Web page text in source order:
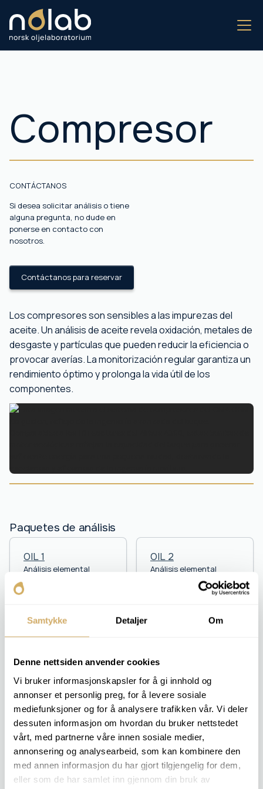
Samtykke Detaljer Om
Denne nettsiden anvender cookies
Vi bruker informasjonskapsler for å gi innhold og
annonser et personlig preg, for å levere sosiale
mediefunksjoner og for å analysere trafikken vår. Vi deler
dessuten informasjon om hvordan du bruker nettstedet
vårt, med partnerne våre innen sosiale medier,
annonsering og analysearbeid, som kan kombinere den
med annen informasjon du har gjort tilgjengelig for dem,
eller som de har samlet inn gjennom din bruk av
Compresor
Los compresores son sensibles a las impurezas del
aceite. Un análisis de aceite revela oxidación, metales de
desgaste y partículas que pueden reducir la eficiencia o
provocar averías. La monitorización regular garantiza un
rendimiento óptimo y prolonga la vida útil de los
componentes.
CONTÁCTANOS
Si desea solicitar análisis o tiene
alguna pregunta, no dude en
ponerse en contacto con
nosotros.
Contáctanos para reservar
Paquetes de análisis
OIL 1
Análisis elemental
Viscosidad v 40
Oxidación
Sulfato
Contenido de agua [%]
OIL 2
Análisis elemental
BRONCEARSE
Viscosidad v 40
Índice de viscosidad
Sulfato
Contenido de agua [%]
OIL 3
Análisis elemental
BRONCEARSE
Viscosidad v 40
Contenido de agua
[ppm]
OIL 4
Análisis elemental
BRONCEARSE
Viscosidad v 100
Índice de viscosidad